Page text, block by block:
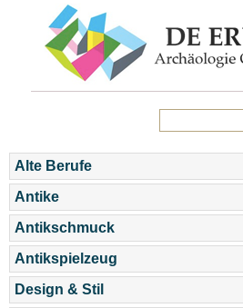
Alte Berufe
Antike
Antikschmuck
Antikspielzeug
Design & Stil